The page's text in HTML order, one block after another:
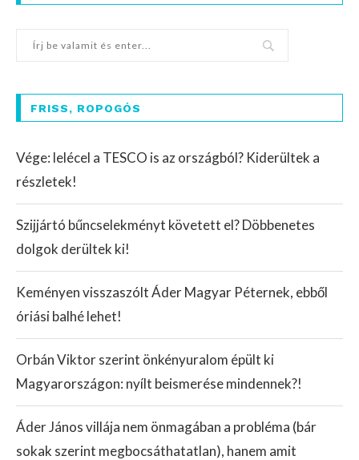
FRISS, ROPOGÓS
Vége: lelécel a TESCO is az országból? Kiderültek a
részletek!
Szijjártó bűncselekményt követett el? Döbbenetes
dolgok derültek ki!
Keményen visszaszólt Áder Magyar Péternek, ebből
óriási balhé lehet!
Orbán Viktor szerint önkényuralom épült ki
Magyarországon: nyílt beismerése mindennek?!
Áder János villája nem önmagában a probléma (bár
sokak szerint megbocsáthatatlan), hanem amit